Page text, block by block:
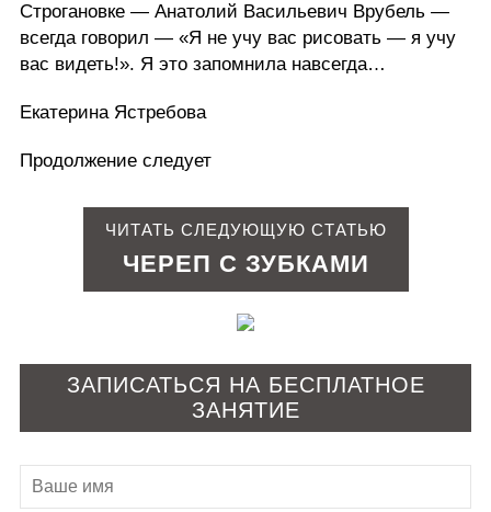
Строгановке — Анатолий Васильевич Врубель —
всегда говорил — «Я не учу вас рисовать — я учу
вас видеть!». Я это запомнила навсегда…
Екатерина Ястребова
Продолжение следует
ЧИТАТЬ СЛЕДУЮЩУЮ СТАТЬЮ
ЧЕРЕП С ЗУБКАМИ
ЗАПИСАТЬСЯ НА БЕСПЛАТНОЕ
ЗАНЯТИЕ